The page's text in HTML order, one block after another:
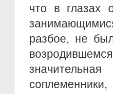
что в глазах
разбое, не